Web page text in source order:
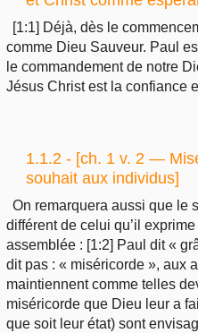
[1:1] Déjà, dès le
comme Dieu Sauveur. Paul
le commandement de notre
Jésus Christ est la confiance
1.1.2 - [ch. 1 v. 2 —
souhait aux individus]
On remarquera aussi que le
différent de celui qu’il
assemblée : [1:2] Paul dit «
dit pas : « miséricorde », aux
maintiennent comme telles
miséricorde que Dieu leur a
que soit leur état) sont